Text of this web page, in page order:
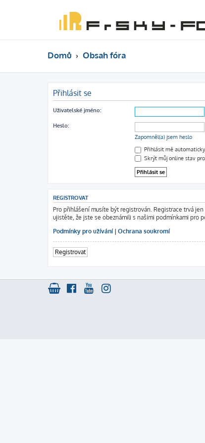
Domů Obsah fóra
Přihlásit se
Uživatelské jméno:
Heslo:
Zapomněl(a) jsem heslo
Přihlásit mě
Skrýt můj online stav
REGISTROVAT
Pro přihlášení musíte být registrován. Registrace trvá
ujistěte, že jste se obeznámili s našimi podmínkami pro
Podmínky pro užívání| Ochrana soukromí
Registrovat